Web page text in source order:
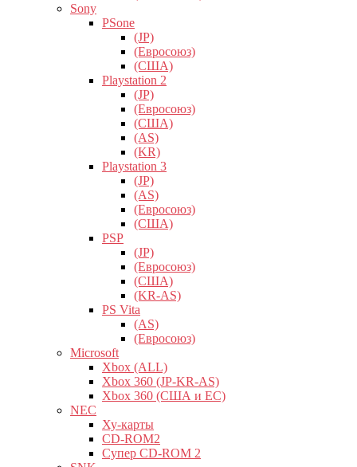
Sony
PSone
(JP)
(Евросоюз)
(США)
Playstation 2
(JP)
(Евросоюз)
(США)
(AS)
(KR)
Playstation 3
(JP)
(AS)
(Евросоюз)
(США)
PSP
(JP)
(Евросоюз)
(США)
(KR-AS)
PS Vita
(AS)
(Евросоюз)
Microsoft
Xbox (ALL)
Xbox 360 (JP-KR-AS)
Xbox 360 (США и ЕС)
NEC
Ху-карты
CD-ROM2
Супер CD-ROM 2